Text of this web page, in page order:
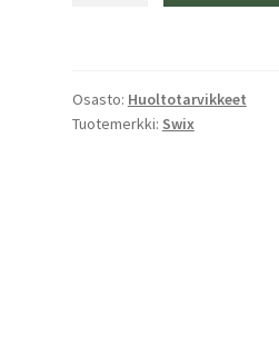
määrä
Osasto: Huoltotarvikkeet
Tuotemerkki: Swix